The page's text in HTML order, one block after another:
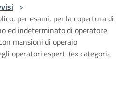
>
per esami, per la copertura di
ed indeterminato di operatore
mansioni di operaio
operatori esperti (ex categoria